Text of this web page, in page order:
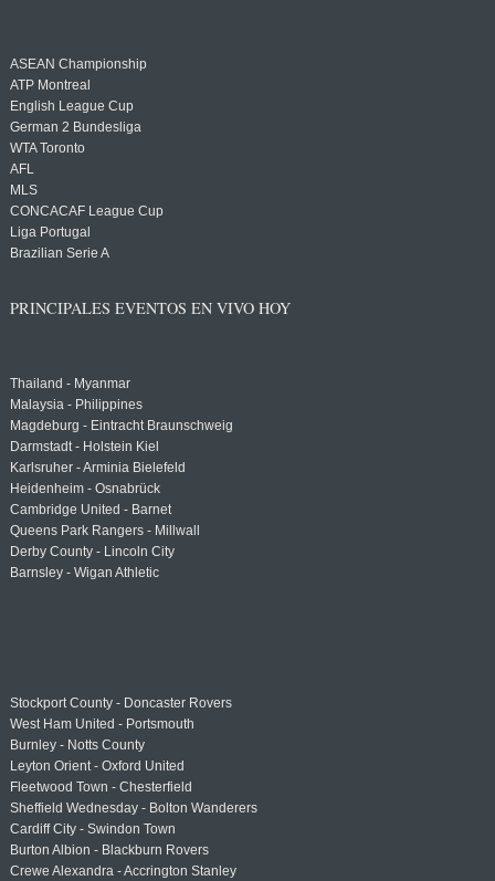
ASEAN Championship
ATP Montreal
English League Cup
German 2 Bundesliga
WTA Toronto
AFL
MLS
CONCACAF League Cup
Liga Portugal
Brazilian Serie A
PRINCIPALES EVENTOS EN VIVO HOY
Thailand - Myanmar
Malaysia - Philippines
Magdeburg - Eintracht Braunschweig
Darmstadt - Holstein Kiel
Karlsruher - Arminia Bielefeld
Heidenheim - Osnabrück
Cambridge United - Barnet
Queens Park Rangers - Millwall
Derby County - Lincoln City
Barnsley - Wigan Athletic
Stockport County - Doncaster Rovers
West Ham United - Portsmouth
Burnley - Notts County
Leyton Orient - Oxford United
Fleetwood Town - Chesterfield
Sheffield Wednesday - Bolton Wanderers
Cardiff City - Swindon Town
Burton Albion - Blackburn Rovers
Crewe Alexandra - Accrington Stanley